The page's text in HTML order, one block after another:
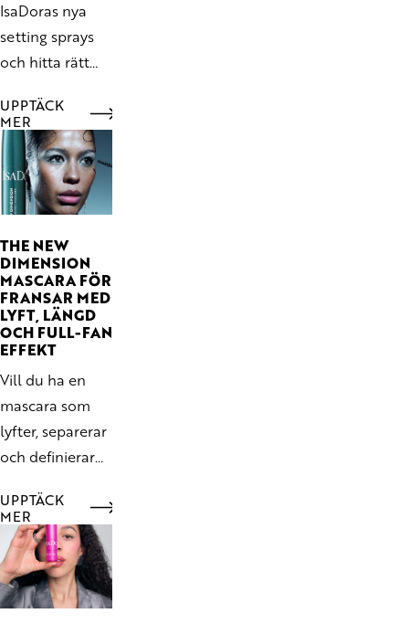
IsaDoras nya
setting sprays
och hitta rätt
Glow Setting
Spray och The
Matte Setting
Spray.
UPPTÄCK
MER
THE NEW
DIMENSION
MASCARA FÖR
FRANSAR MED
LYFT, LÄNGD
OCH FULL-FAN
EFFEKT
Vill du ha en
mascara som
lyfter, separerar
och definierar
att kännas
tung? New
Dimension Full
Fan Effect
Mascara är
UPPTÄCK
MER